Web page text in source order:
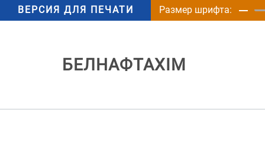
ВЕРСИЯ ДЛЯ ПЕЧАТИ Размер шрифта:
БЕЛНАФТАХІМ